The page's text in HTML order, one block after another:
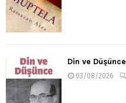
Din ve Düşünce
03/08/2026